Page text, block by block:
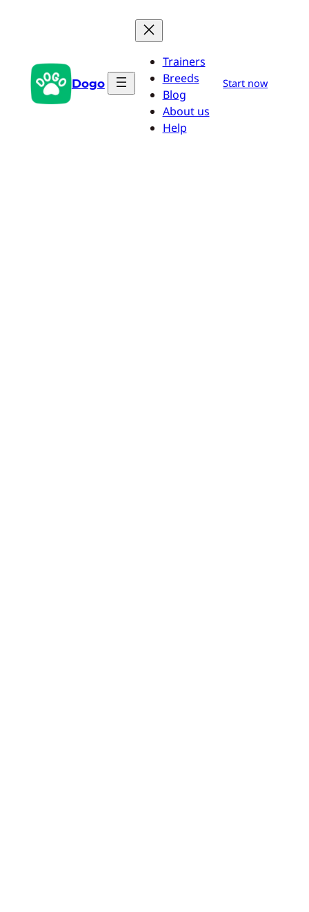
conteúdo Dogo
Trainers
Breeds
Blog
About us
Help
Start now